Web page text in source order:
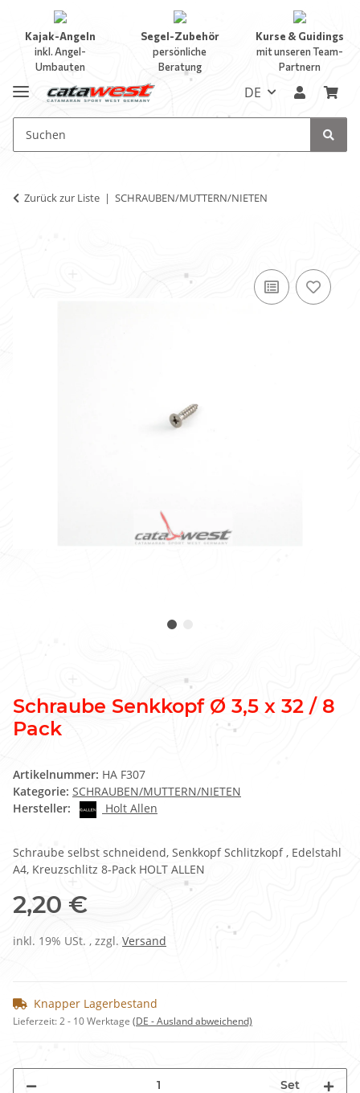
Kajak-Angeln
inkl. Angel-
Umbauten
Segel-Zubehör
persönliche
Beratung
Kurse & Guidings
mit unseren Team-
Partnern
DE
Zurück zur Liste SCHRAUBEN/MUTTERN/NIETEN
Schraube Senkkopf Ø 3,5 x 32 / 8
Pack
Artikelnummer: HA F307
Kategorie: SCHRAUBEN/MUTTERN/NIETEN
Hersteller:
Holt Allen
Schraube selbst schneidend, Senkkopf Schlitzkopf , Edelstahl
A4, Kreuzschlitz 8-Pack HOLT ALLEN
2,20 €
inkl. 19% USt. , zzgl. Versand
Knapper Lagerbestand
Lieferzeit:2 - 10 Werktage (DE - Ausland abweichend)
Set